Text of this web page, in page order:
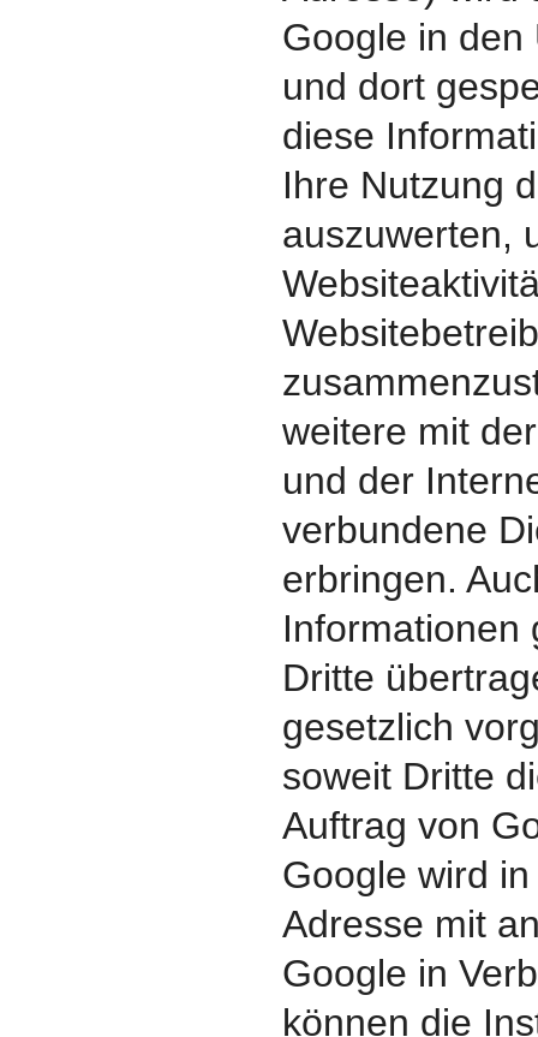
Google in den
und dort
diese
Ihre Nutzung
auszuwerten,
weitere mit
und der
verbundene
erbringen.
Informationen
Dritte
gesetzlich
soweit Dritte
Auftrag von
Google wird
Adresse mit
Google in
können die